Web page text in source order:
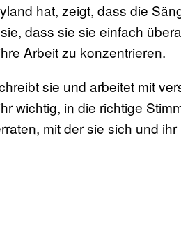
hat, zeigt, dass die
dass sie sie einfach
Arbeit zu konzentrieren.
sie und arbeitet mit
wichtig, in die richtige
mit der sie sich und